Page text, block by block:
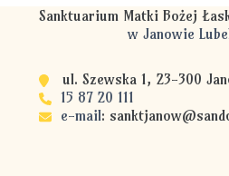
Sanktuarium Matki Bożej
w Janowie
ul. Szewska 1, 23-300
15 87 20 111
e-mail: